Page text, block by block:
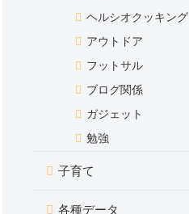
ヘルシオクッキング
アウトドア
フットサル
ブログ関係
ガジェット
勉強
子育て
各種データ